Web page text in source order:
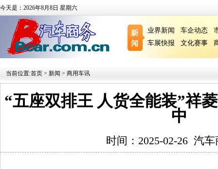
今天是：2026年8月8日 星期六
业界新闻 车企动态
车展快报
文化赛事
当前位置:首页 > 新闻 > 商用车讯
“五座双排王 人货全能装”祥
中
时间：2025-02-26 汽车